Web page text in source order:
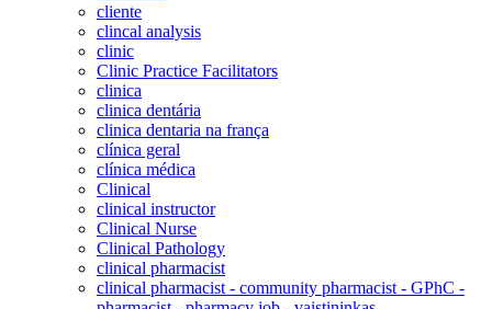
cliente
clincal analysis
clinic
Clinic Practice Facilitators
clinica
clinica dentária
clinica dentaria na frança
clínica geral
clínica médica
Clinical
clinical instructor
Clinical Nurse
Clinical Pathology
clinical pharmacist
clinical pharmacist - community pharmacist - GPhC -